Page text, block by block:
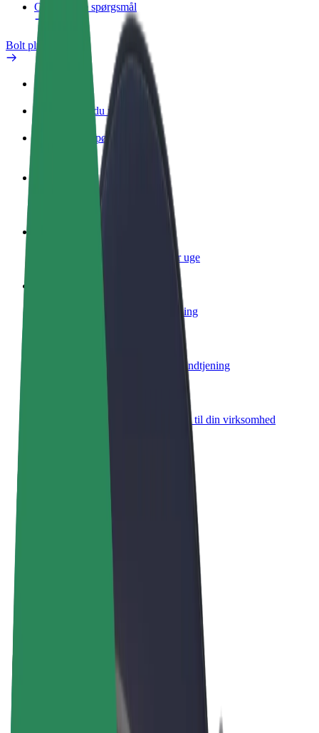
Ofte stillede spørgsmål
Bolt plus
Fordele
Sådan bliver du medlem
Ofte stillede spørgsmål
Tjen penge på dine vilkår
Lever mad og få udbetaling hver uge
Nå flere kunder og øg din indtjening
Tilføj din flåde til Bolt, og øg din indtjening
Bolt for Business
Bolt-produkter og tjenester skaleret til din virksomhed